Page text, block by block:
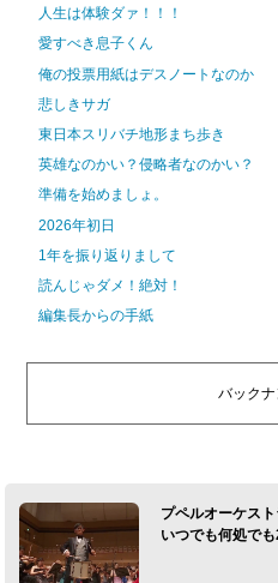
人生は体験ダァ！！！
愛すべき息子くん
俺の投票用紙はデスノートなのか
悲しきサガ
東日本スリバチ地形まち歩き
英雄なのかい？侵略者なのかい？
準備を始めましょ。
2026年初日
1年を振り返りまして
読んじゃダメ！絶対！
編集長からの手紙
バック
プペルオーケス
いつでも何処で